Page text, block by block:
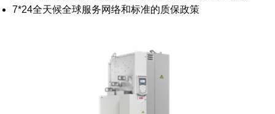
7*24全天候全球服务网络和标准的质保政策